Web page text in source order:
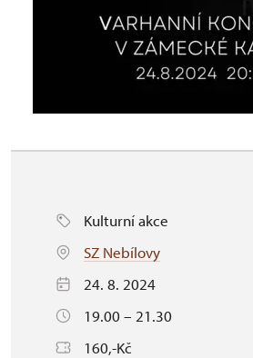
Kulturní akce
SZ Nebílovy
24. 8. 2024
19.00 – 21.30
160,-Kč